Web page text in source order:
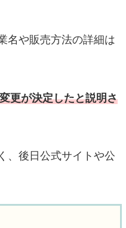
名や販売方法の詳細は
更が決定したと説明さ
、後日公式サイトや公